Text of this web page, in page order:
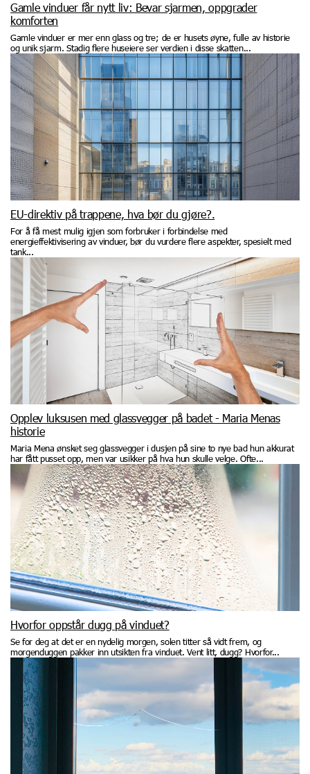
Gamle vinduer får nytt liv: Bevar sjarmen, oppgrader
komforten
Gamle vinduer er mer enn glass og tre; de er husets øyne, fulle av historie
og unik sjarm. Stadig flere huseiere ser verdien i disse skatten...
EU-direktiv på trappene, hva bør du gjøre?.
For å få mest mulig igjen som forbruker i forbindelse med
energieffektivisering av vinduer, bør du vurdere flere aspekter, spesielt med
tank...
Opplev luksusen med glassvegger på badet - Maria Menas
historie
Maria Mena ønsket seg glassvegger i dusjen på sine to nye bad hun akkurat
har fått pusset opp, men var usikker på hva hun skulle velge. Ofte...
Hvorfor oppstår dugg på vinduet?
Se for deg at det er en nydelig morgen, solen titter så vidt frem, og
morgenduggen pakker inn utsikten fra vinduet. Vent litt, dugg? Hvorfor...